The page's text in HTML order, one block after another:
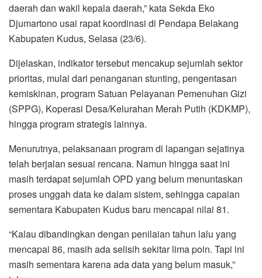
daerah dan wakil kepala daerah,” kata Sekda Eko
Djumartono usai rapat koordinasi di Pendapa Belakang
Kabupaten Kudus, Selasa (23/6).
Dijelaskan, indikator tersebut mencakup sejumlah sektor
prioritas, mulai dari penanganan stunting, pengentasan
kemiskinan, program Satuan Pelayanan Pemenuhan Gizi
(SPPG), Koperasi Desa/Kelurahan Merah Putih (KDKMP),
hingga program strategis lainnya.
Menurutnya, pelaksanaan program di lapangan sejatinya
telah berjalan sesuai rencana. Namun hingga saat ini
masih terdapat sejumlah OPD yang belum menuntaskan
proses unggah data ke dalam sistem, sehingga capaian
sementara Kabupaten Kudus baru mencapai nilai 81.
“Kalau dibandingkan dengan penilaian tahun lalu yang
mencapai 86, masih ada selisih sekitar lima poin. Tapi ini
masih sementara karena ada data yang belum masuk,”